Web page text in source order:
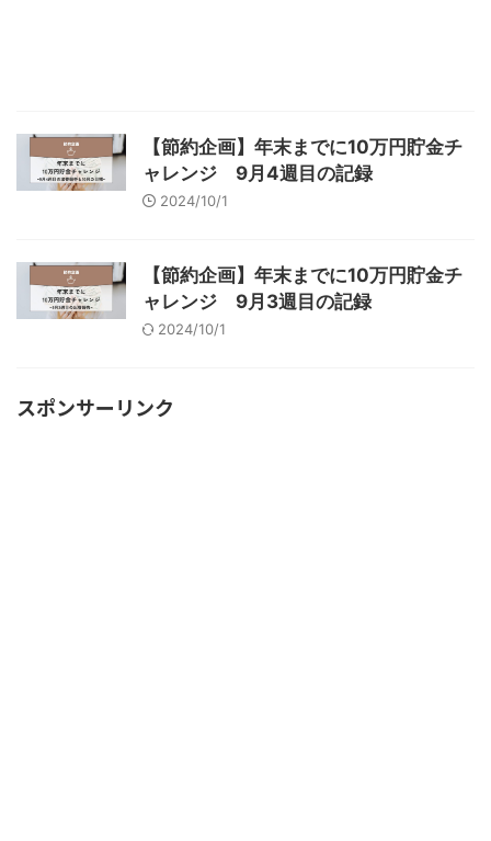
【節約企画】年末までに10万円貯金チ
ャレンジ 9月4週目の記録
2024/10/1
【節約企画】年末までに10万円貯金チ
ャレンジ 9月3週目の記録
2024/10/1
スポンサーリンク